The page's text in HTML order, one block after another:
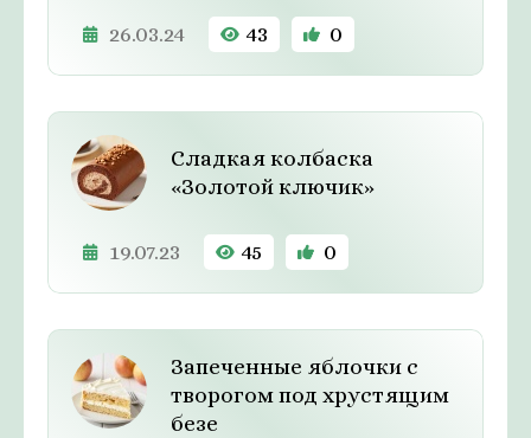
26.03.24 43 0
Сладкая колбаска
«Золотой ключик»
19.07.23 45 0
Запеченные яблочки с
творогом под хрустящим
безе